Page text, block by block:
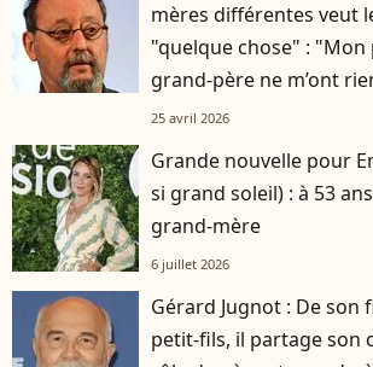
mères différentes veut
"quelque chose" : "Mon
grand-père ne m’ont
25 avril 2026
Grande nouvelle pour
si grand soleil) : à 53
grand-mère
6 juillet 2026
Gérard Jugnot : De son
petit-fils, il partage son